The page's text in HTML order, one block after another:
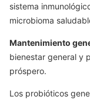
sistema
microbioma
Mantenimiento
bienestar general y
próspero.
Los probióticos